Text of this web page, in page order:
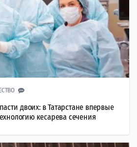
двоих: в Татарстане впервые
кесарева сечения